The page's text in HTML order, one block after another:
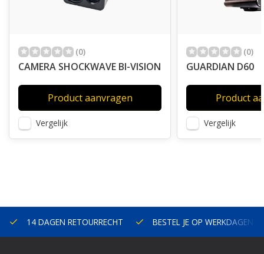
(0)
CAMERA SHOCKWAVE BI-VISION
Product aanvragen
Vergelijk
(0)
GUARDIAN D60
Product
Vergelijk
14 DAGEN RETOURRECHT BESTEL JE OP WERKDAGEN